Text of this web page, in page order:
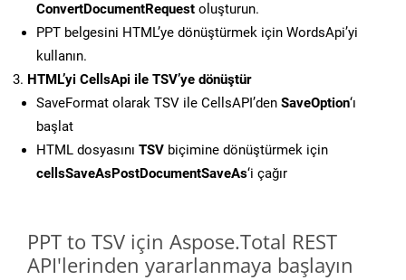
ConvertDocumentRequest oluşturun.
PPT belgesini HTML’ye dönüştürmek için WordsApi’yi
kullanın.
HTML’yi CellsApi ile TSV’ye dönüştür
SaveFormat olarak TSV ile CellsAPI’den SaveOption‘ı
başlat
HTML dosyasını TSV biçimine dönüştürmek için
cellsSaveAsPostDocumentSaveAs‘i çağır
PPT to TSV için Aspose.Total REST
API'lerinden yararlanmaya başlayın